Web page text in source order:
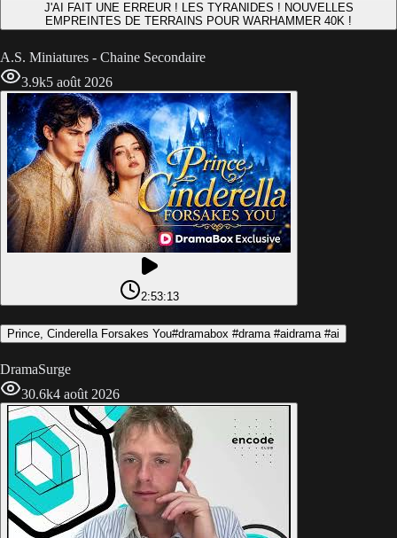
J'AI FAIT UNE ERREUR ! LES TYRANIDES ! NOUVELLES
EMPREINTES DE TERRAINS POUR WARHAMMER 40K !
A.S. Miniatures - Chaine Secondaire
3.9k5 août 2026
2:53:13
Prince, Cinderella Forsakes You#dramabox #drama #aidrama #ai
DramaSurge
30.6k4 août 2026